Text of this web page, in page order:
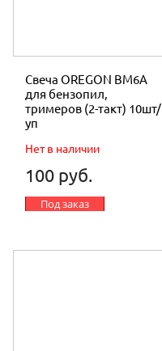
Свеча OREGON BM6A
для бензопил,
тримеров (2-такт) 10шт/
уп
Нет в наличии
100 руб.
Под заказ